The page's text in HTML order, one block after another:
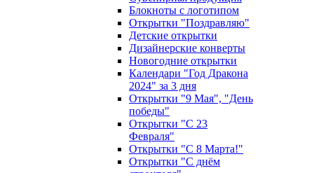
Блокноты с логотипом
Открытки "Поздравляю"
Детские открытки
Дизайнерские конверты
Новогодние открытки
Календари "Год Дракона
2024" за 3 дня
Открытки "9 Мая", "День
победы"
Открытки "С 23
Февраля"
Открытки "С 8 Марта!"
Открытки "С днём